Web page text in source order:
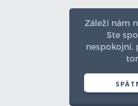
Záleží nám
Ste
nespokojní,